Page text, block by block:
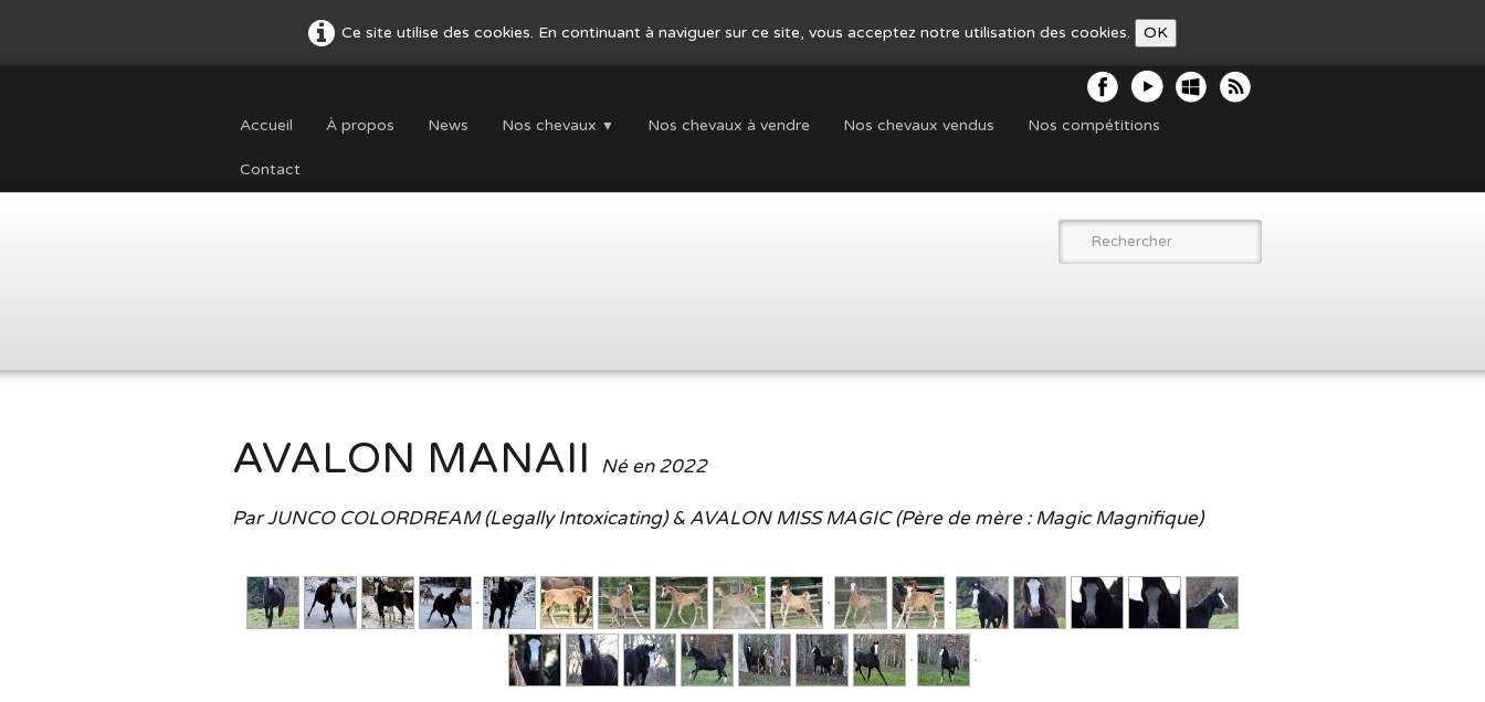
Ce site utilise des cookies. En continuant à naviguer sur ce site, vous acceptez notre utilisation des cookies. OK
Accueil À propos News Nos chevaux ▼ Nos chevaux à vendre Nos chevaux vendus Nos compétitions
Contact
AVALON MANAII Né en 2022
Par JUNCO COLORDREAM (Legally Intoxicating) & AVALON MISS MAGIC (Père de mère : Magic Magnifique)